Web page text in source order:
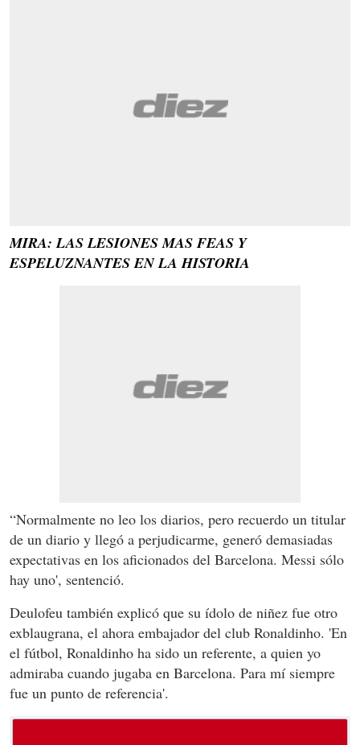
MIRA: LAS LESIONES MAS FEAS Y
ESPELUZNANTES EN LA HISTORIA
“Normalmente no leo los diarios, pero recuerdo un titular
de un diario y llegó a perjudicarme, generó demasiadas
expectativas en los aficionados del Barcelona. Messi sólo
hay uno', sentenció.
Deulofeu también explicó que su ídolo de niñez fue otro
exblaugrana, el ahora embajador del club Ronaldinho. 'En
el fútbol, Ronaldinho ha sido un referente, a quien yo
admiraba cuando jugaba en Barcelona. Para mí siempre
fue un punto de referencia'.